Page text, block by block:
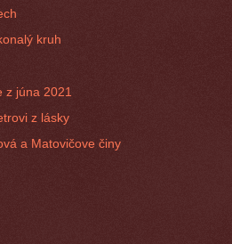
kruh
z júna 2021
z lásky
a Matovičove činy